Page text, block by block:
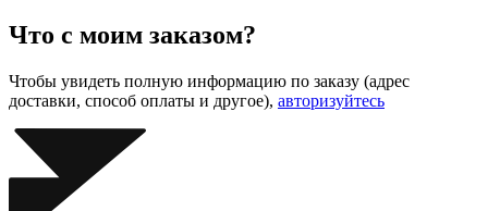
Что с моим заказом?
Чтобы увидеть полную информацию по заказу (адрес
доставки, способ оплаты и другое), авторизуйтесь